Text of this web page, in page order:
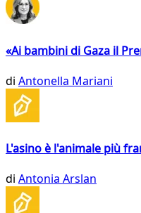
«Ai bambini di Gaza il
di Antonella Mariani
L'asino è l'animale più
di Antonia Arslan